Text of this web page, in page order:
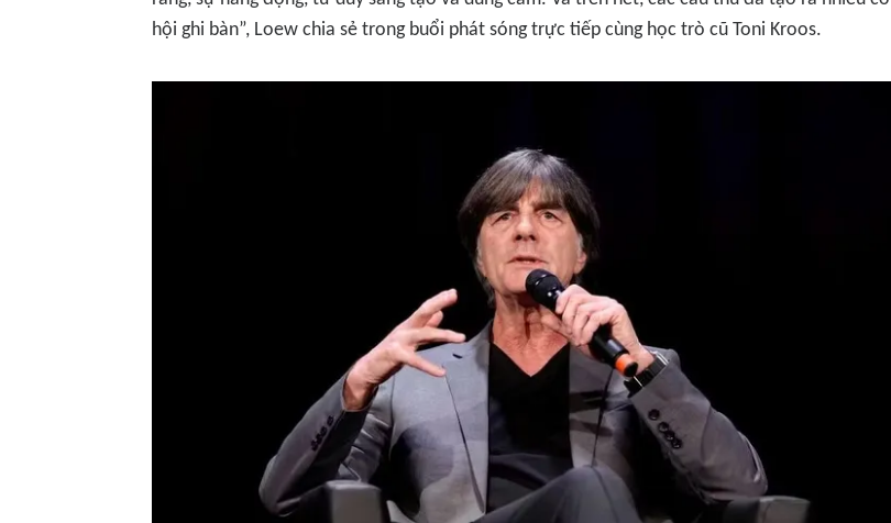
hội ghi bàn”, Loew chia sẻ trong buổi phát sóng trực tiếp cùng học trò cũ Toni Kroos.